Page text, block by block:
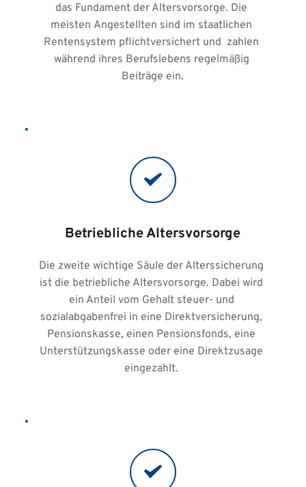
das Fundament der Altersvorsorge. Die
meisten Angestellten sind im staatlichen
Rentensystem pflichtversichert und  zahlen
während ihres Berufslebens regelmäßig
Beiträge ein.
Betriebliche Altersvorsorge
Die zweite wichtige Säule der Alterssicherung
ist die betriebliche Altersvorsorge. Dabei wird
ein Anteil vom Gehalt steuer- und
sozialabgabenfrei in eine Direktversicherung,
Pensionskasse, einen Pensionsfonds, eine
Unterstützungskasse oder eine Direktzusage
eingezahlt.